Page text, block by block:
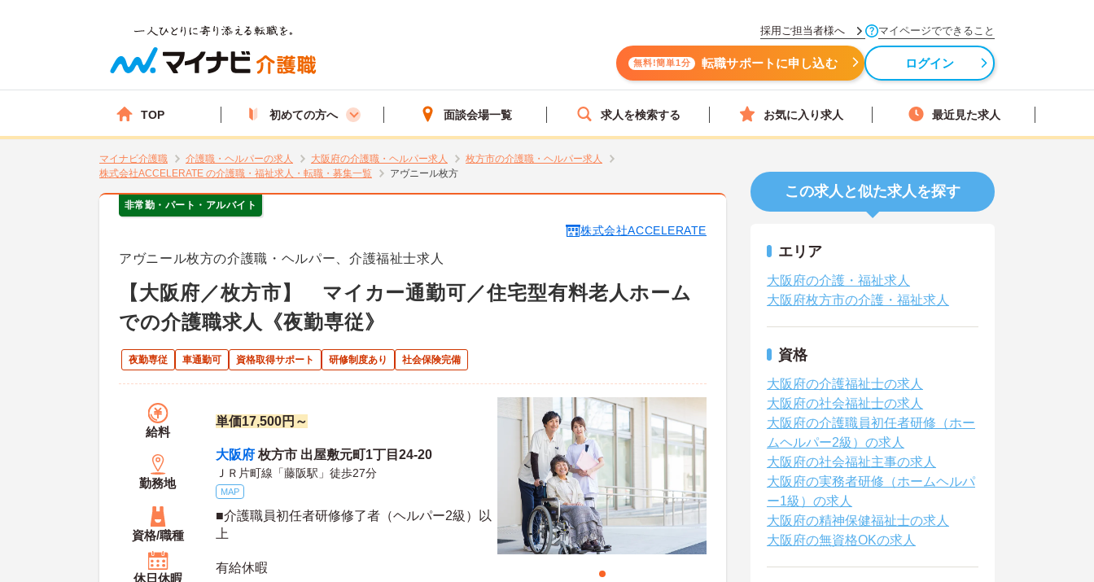
採用ご担当者様へ マイページでできること
無料!簡単1分 転職サポートに申し込む ログイン
TOP 初めての方へ 面談会場一覧 求人を検索する お気に入り求人 最近見た求人
マイナビ介護職 介護職・ヘルパーの求人 大阪府の介護職・ヘルパー求人
枚方市の介護職・ヘルパー求人
株式会社ACCELERATE の介護職・福祉求人・転職・募集一覧
アヴニール枚方
非常勤・パート・アルバイト
株式会社ACCELERATE
アヴニール枚方の介護職・ヘルパー、介護福祉士求人
【大阪府／枚方市】 マイカー通勤可／住宅型有料老人ホーム
での介護職求人《夜勤専従》
夜勤専従 車通勤可 資格取得サポート 研修制度あり 社会保険完備
給料
単価17,500円～
勤務地
大阪府 枚方市 出屋敷元町1丁目24-20
ＪＲ片町線「藤阪駅」徒歩27分
MAP
資格/職種
■介護職員初任者研修修了者（ヘルパー2級）以
上
休日休暇
有給休暇
この求人と似た求人を探す
エリア
大阪府の介護・福祉求人
大阪府枚方市の介護・福祉求人
資格
大阪府の介護福祉士の求人
大阪府の社会福祉士の求人
大阪府の介護職員初任者研修（ホー
ムヘルパー2級）の求人
大阪府の社会福祉主事の求人
大阪府の実務者研修（ホームヘルパ
ー1級）の求人
大阪府の精神保健福祉士の求人
大阪府の無資格OKの求人